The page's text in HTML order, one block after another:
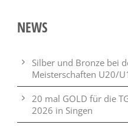
NEWS
Silber und Bronze bei
Meisterschaften U20/
20 mal GOLD für die
2026 in Singen